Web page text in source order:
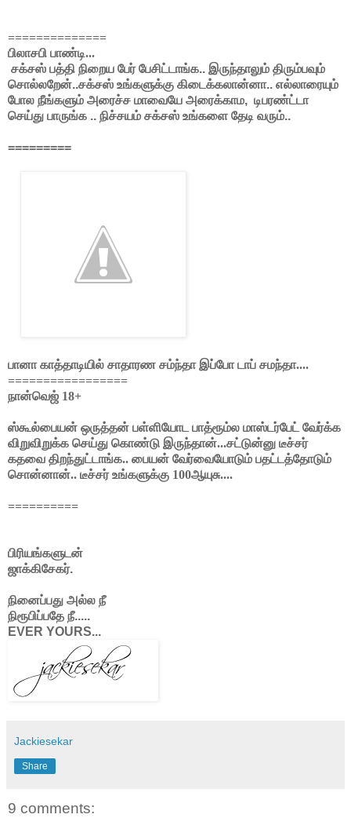
==============
பிலாசபி பாண்டி...
சக்சஸ் பத்தி நிறைய பேர் பேசிட்டாங்க.. இருந்தாலும் திரும்பவும்
சொல்லறேன்..சக்சஸ் உங்களுக்கு கிடைக்கலான்னா.. எல்லாரையும்
போல நீங்களும் அரைச்ச மாவையே அரைக்காம, டிபரண்ட்டா
செய்து பாருங்க .. நிச்சயம் சக்சஸ் உங்களை தேடி வரும்..
=========
பானா காத்தாடியில் சாதாரண சம்ந்தா இப்போ டாப் சமந்தா....
=================
நான்வெஜ் 18+
ஸ்கூல்பையன் ஒருத்தன் பள்ளியோட பாத்ரூம்ல மாஸ்டர்பேட் வேர்க்க
விறுவிறுக்க செய்து கொண்டு இருந்தான்...சட்டுன்னு டீச்சர்
கதவை திறந்துட்டாங்க.. பையன் வேர்வையோடும் பதட்டத்தோடும்
சொன்னான்.. டீச்சர் உங்களுக்கு 100ஆயுசு....
==========
பிரியங்களுடன்
ஜாக்கிசேகர்.
நினைப்பது அல்ல நீ
நிரூபிப்பதே நீ.....
EVER YOURS...
Jackiesekar
Share
9 comments: